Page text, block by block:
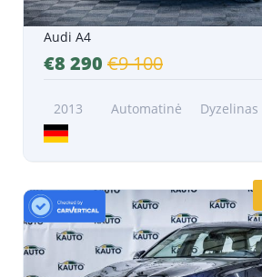
Audi A4
€8 290 €9 100
2013 Automatinė Dyzelinas